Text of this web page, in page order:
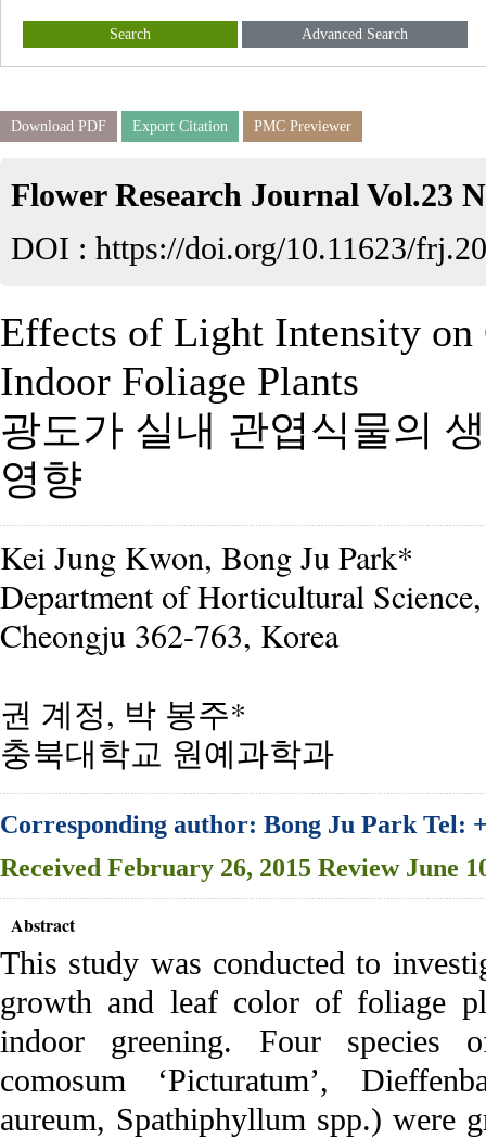
Search Advanced Search
Download PDF Export Citation PMC Previewer
Flower Research Journal Vol.23
DOI : https://doi.org/10.11623/
Effects of Light Intensity
Indoor Foliage Plants
광도가 실내 관엽식물의
영향
Kei Jung Kwon, Bong Ju Park*
Department of Horticultural
Cheongju 362-763, Korea
권 계정, 박 봉주*
충북대학교 원예과학과
Corresponding author: Bong Ju Park Tel:
Received February 26, 2015 ReviewJune
Abstract
This study was conducted to
growth and leaf color of foliage
indoor greening. Four species
comosum ‘Picturatum’,
aureum, Spathiphyllum spp.) were